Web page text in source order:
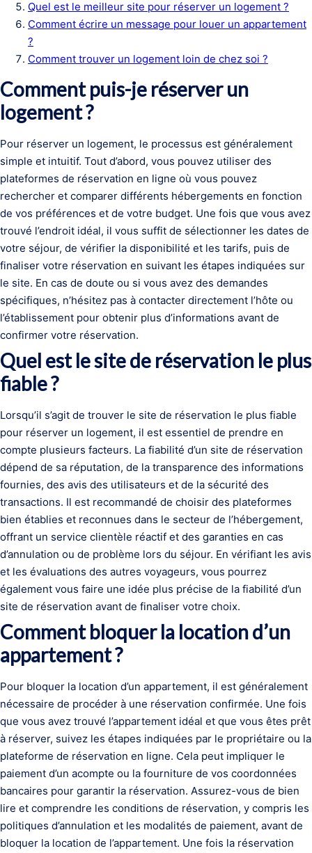
Quel est le meilleur site pour réserver un logement ?
Comment écrire un message pour louer un appartement
?
Comment trouver un logement loin de chez soi ?
Comment puis-je réserver un
logement ?
Pour réserver un logement, le processus est généralement
simple et intuitif. Tout d’abord, vous pouvez utiliser des
plateformes de réservation en ligne où vous pouvez
rechercher et comparer différents hébergements en fonction
de vos préférences et de votre budget. Une fois que vous avez
trouvé l’endroit idéal, il vous suffit de sélectionner les dates de
votre séjour, de vérifier la disponibilité et les tarifs, puis de
finaliser votre réservation en suivant les étapes indiquées sur
le site. En cas de doute ou si vous avez des demandes
spécifiques, n’hésitez pas à contacter directement l’hôte ou
l’établissement pour obtenir plus d’informations avant de
confirmer votre réservation.
Quel est le site de réservation le plus
fiable ?
Lorsqu’il s’agit de trouver le site de réservation le plus fiable
pour réserver un logement, il est essentiel de prendre en
compte plusieurs facteurs. La fiabilité d’un site de réservation
dépend de sa réputation, de la transparence des informations
fournies, des avis des utilisateurs et de la sécurité des
transactions. Il est recommandé de choisir des plateformes
bien établies et reconnues dans le secteur de l’hébergement,
offrant un service clientèle réactif et des garanties en cas
d’annulation ou de problème lors du séjour. En vérifiant les avis
et les évaluations des autres voyageurs, vous pourrez
également vous faire une idée plus précise de la fiabilité d’un
site de réservation avant de finaliser votre choix.
Comment bloquer la location d’un
appartement ?
Pour bloquer la location d’un appartement, il est généralement
nécessaire de procéder à une réservation confirmée. Une fois
que vous avez trouvé l’appartement idéal et que vous êtes prêt
à réserver, suivez les étapes indiquées par le propriétaire ou la
plateforme de réservation en ligne. Cela peut impliquer le
paiement d’un acompte ou la fourniture de vos coordonnées
bancaires pour garantir la réservation. Assurez-vous de bien
lire et comprendre les conditions de réservation, y compris les
politiques d’annulation et les modalités de paiement, avant de
bloquer la location de l’appartement. Une fois la réservation